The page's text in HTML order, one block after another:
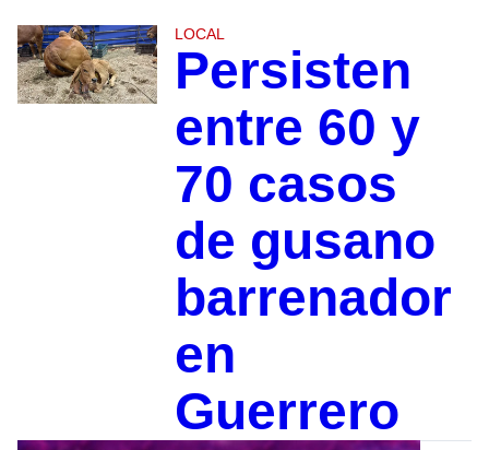
LOCAL
Persisten
entre 60 y
70 casos
de gusano
barrenador
en
Guerrero